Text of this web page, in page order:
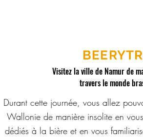
Visitez la ville de Namur de
travers le monde
Durant cette journée, vous allez
Wallonie de manière insolite en
dédiés à la bière et en vous